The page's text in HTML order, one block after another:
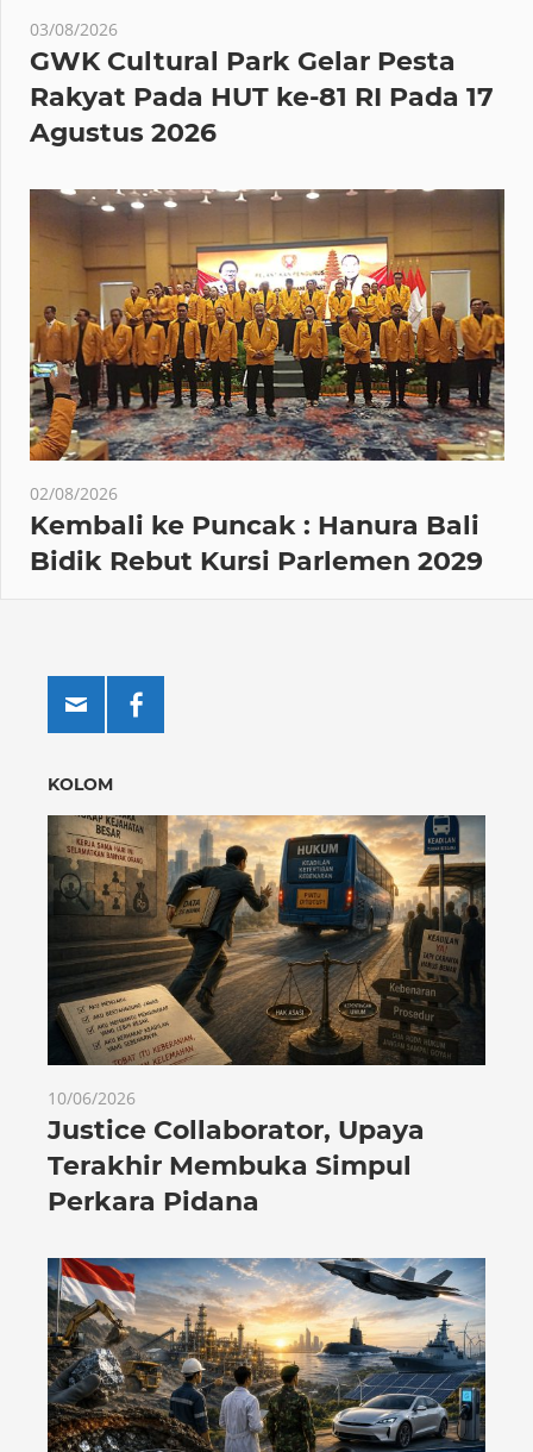
03/08/2026
GWK Cultural Park Gelar Pesta
Rakyat Pada HUT ke-81 RI Pada 17
Agustus 2026
02/08/2026
Kembali ke Puncak : Hanura Bali
Bidik Rebut Kursi Parlemen 2029
KOLOM
10/06/2026
Justice Collaborator, Upaya
Terakhir Membuka Simpul
Perkara Pidana